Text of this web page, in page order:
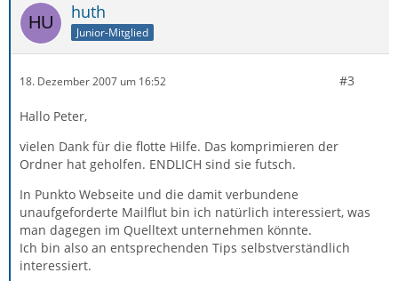
huth
Junior-Mitglied
18. Dezember 2007 um 16:52 #3
Hallo Peter,
vielen Dank für die flotte Hilfe. Das komprimieren der
Ordner hat geholfen. ENDLICH sind sie futsch.
In Punkto Webseite und die damit verbundene
unaufgeforderte Mailflut bin ich natürlich interessiert, was
man dagegen im Quelltext unternehmen könnte.
Ich bin also an entsprechenden Tips selbstverständlich
interessiert.